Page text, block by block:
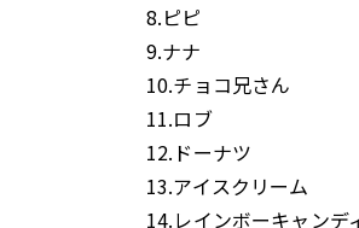
8.ピピ
9.ナナ
10.チョコ兄さん
11.ロブ
12.ドーナツ
13.アイスクリーム
14.レインボーキャンデ